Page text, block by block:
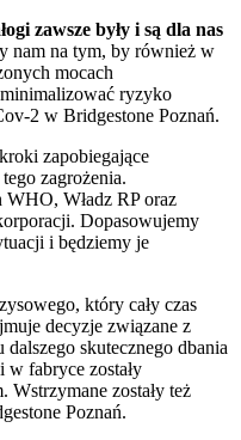
zawsze były i są dla nas
nam na tym, by również w
mocach
ryzyko
2 w Bridgestone Poznań.
zapobiegające
zagrożenia.
Władz RP oraz
Dopasowujemy
i będziemy je
który cały czas
decyzje związane z
skutecznego dbania
w fabryce zostały
Wstrzymane zostały też
Poznań.